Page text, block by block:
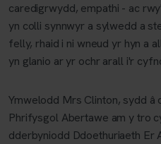
caredigrwydd, empathi - ac
yn colli synnwyr a sylwedd a
felly, rhaid i ni wneud yr hyn a
yn glanio ar yr ochr arall i'r
Ymwelodd Mrs Clinton, sydd â
Phrifysgol Abertawe am y tro
dderbyniodd Ddoethuriaeth Er